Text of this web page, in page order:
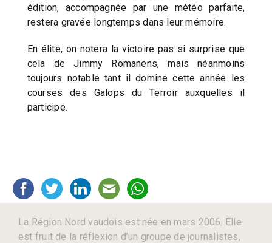
édition, accompagnée par une météo parfaite,
restera gravée longtemps dans leur mémoire.
En élite, on notera la victoire pas si surprise que
cela de Jimmy Romanens, mais néanmoins
toujours notable tant il domine cette année les
courses des Galops du Terroir auxquelles il
participe.
La Région Nord vaudois est née en mars 2006. Elle
est fruit de la réflexion d’un groupe de journalistes,